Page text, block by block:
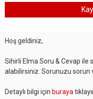
Hoş geldiniz,
Sihirli Elma Soru & Cevap ile
alabilirsiniz. Sorunuzu sorun
Detaylı bilgi için buraya